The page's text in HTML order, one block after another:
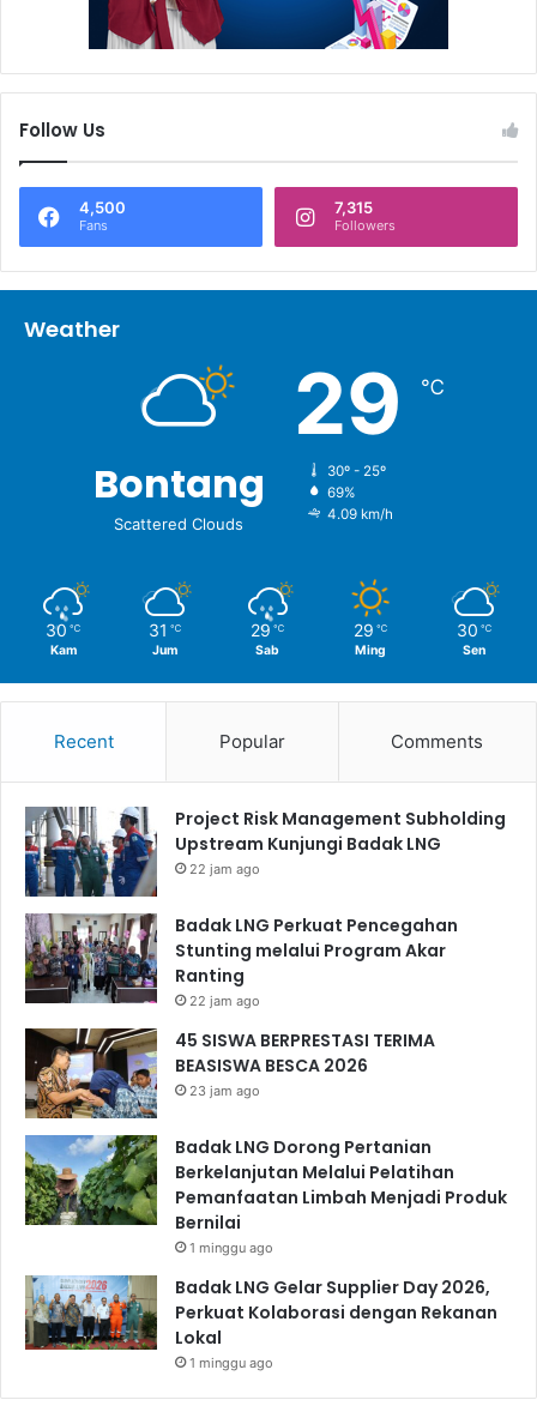
Follow Us
4,500
Fans
7,315
Followers
Weather
Bontang
Scattered Clouds
29 ℃
30º - 25º
69%
4.09 km/h
30 ℃
Kam
31 ℃
Jum
29 ℃
Sab
29 ℃
Ming
30 ℃
Sen
Recent Popular Comments
Project Risk Management Subholding
Upstream Kunjungi Badak LNG
22 jam ago
Badak LNG Perkuat Pencegahan
Stunting melalui Program Akar
Ranting
22 jam ago
45 SISWA BERPRESTASI TERIMA
BEASISWA BESCA 2026
23 jam ago
Badak LNG Dorong Pertanian
Berkelanjutan Melalui Pelatihan
Pemanfaatan Limbah Menjadi Produk
Bernilai
1 minggu ago
Badak LNG Gelar Supplier Day 2026,
Perkuat Kolaborasi dengan Rekanan
Lokal
1 minggu ago